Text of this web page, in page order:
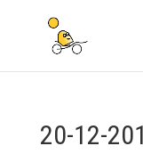
20-12-